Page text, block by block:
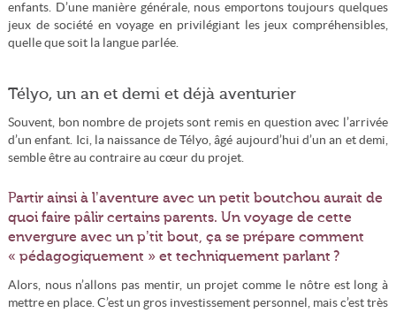
enfants. D’une manière générale, nous emportons toujours quelques
jeux de société en voyage en privilégiant les jeux compréhensibles,
quelle que soit la langue parlée.
Télyo, un an et demi et déjà aventurier
Souvent, bon nombre de projets sont remis en question avec l’arrivée
d’un enfant. Ici, la naissance de Télyo, âgé aujourd’hui d’un an et demi,
semble être au contraire au cœur du projet.
Partir ainsi à l’aventure avec un petit boutchou aurait de
quoi faire pâlir certains parents. Un voyage de cette
envergure avec un p’tit bout, ça se prépare comment
« pédagogiquement » et techniquement parlant ?
Alors, nous n’allons pas mentir, un projet comme le nôtre est long à
mettre en place. C’est un gros investissement personnel, mais c’est très